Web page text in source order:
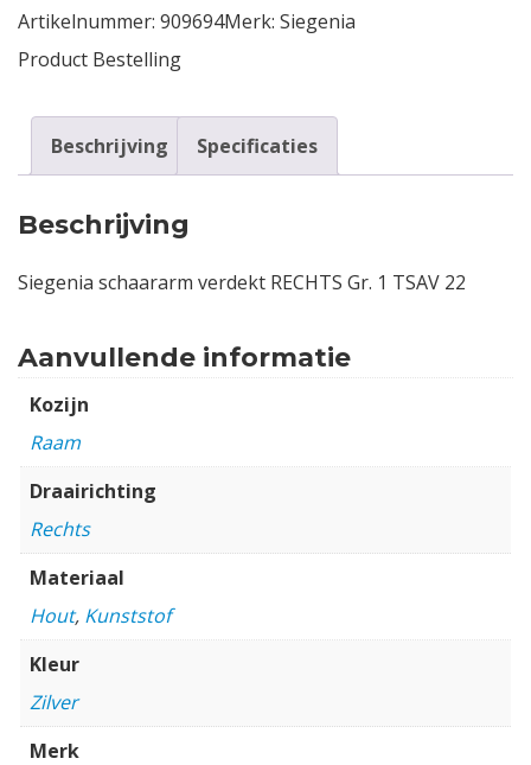
Artikelnummer: 909694Merk: Siegenia
Product Bestelling
Beschrijving Specificaties
Beschrijving
Siegenia schaararm verdekt RECHTS Gr. 1 TSAV 22
Aanvullende informatie
Kozijn
Raam
Draairichting
Rechts
Materiaal
Hout, Kunststof
Kleur
Zilver
Merk